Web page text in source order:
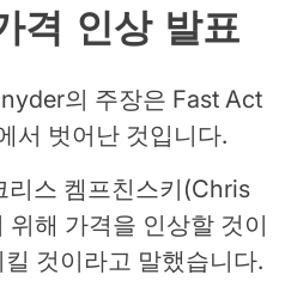
격 인상 발표
의 주장은 Fast Act
서 벗어난 것입니다.
리스 켐프친스키(Chris
해 가격을 인상할 것이
것이라고 말했습니다.